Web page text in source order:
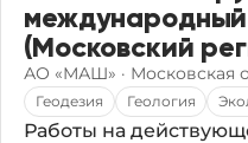
(Московский
АО «МАШ» · Московская
Геодезия Геология
Работы на